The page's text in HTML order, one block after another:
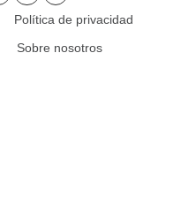
Política de privacidad
Sobre nosotros